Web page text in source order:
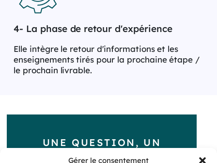
Gérer le consentement
4- La phase de retour d'expérience
Elle intègre le retour d'informations et les
enseignements tirés pour la prochaine étape /
le prochain livrable.
UNE QUESTION, UN
PROJET ?